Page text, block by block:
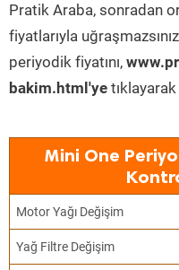
Pratik Araba, sonradan
fiyatlarıyla
periyodik fiyatını,
bakim.html'ye
Mini One
Motor Yağı Değişim
Yağ Filtre Değişim